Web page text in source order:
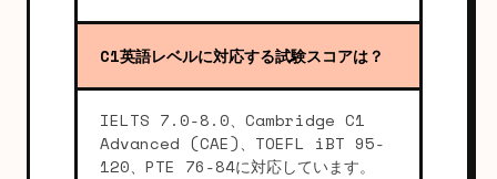
C1英語レベルに対応する試験スコアは？
IELTS 7.0-8.0、Cambridge C1
Advanced (CAE)、TOEFL iBT 95-
120、PTE 76-84に対応しています。